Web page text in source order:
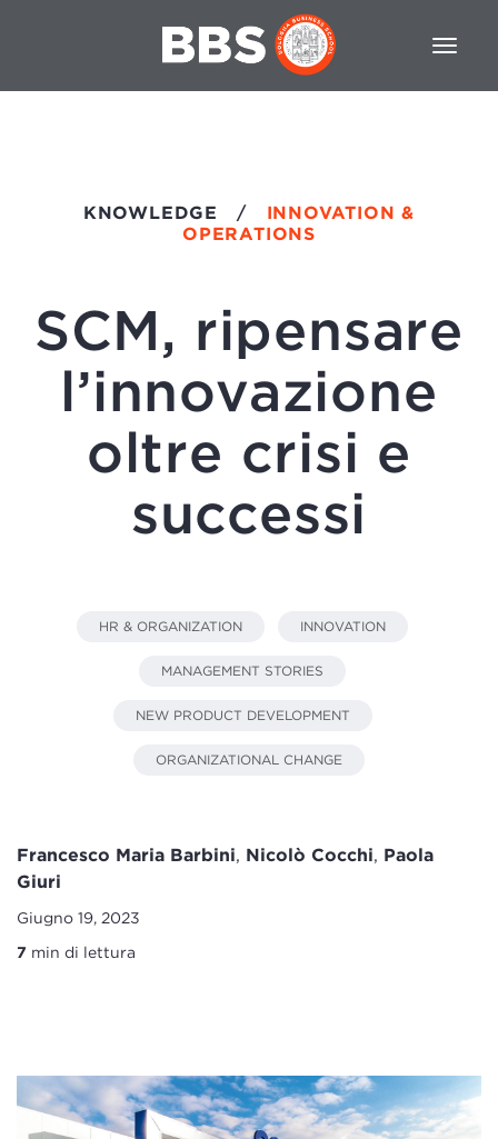
KNOWLEDGE / INNOVATION &
OPERATIONS
SCM, ripensare
l’innovazione
oltre crisi e
successi
HR & ORGANIZATION INNOVATION
MANAGEMENT STORIES
NEW PRODUCT DEVELOPMENT
ORGANIZATIONAL CHANGE
Francesco Maria Barbini, Nicolò Cocchi, Paola
Giuri
Giugno 19, 2023
7 min di lettura